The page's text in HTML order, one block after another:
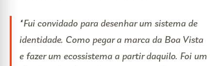
“Fui convidado para desenhar um sistema de
identidade. Como pegar a marca da Boa Vista
e fazer um ecossistema a partir daquilo. Foi um